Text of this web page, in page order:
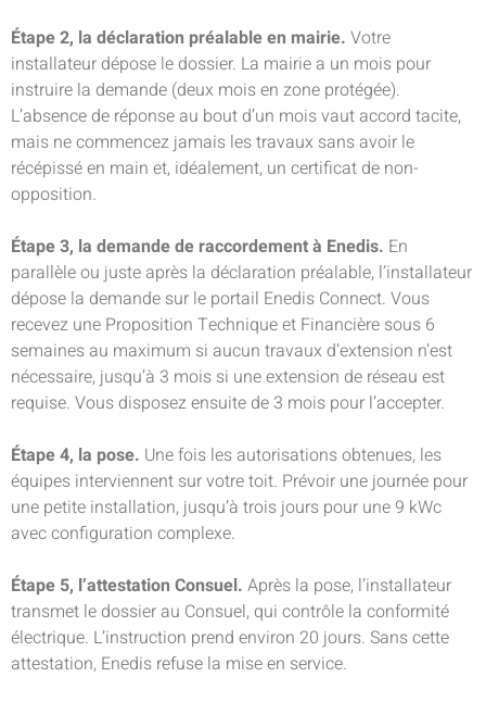
Étape 2, la déclaration préalable en mairie. Votre
installateur dépose le dossier. La mairie a un mois pour
instruire la demande (deux mois en zone protégée).
L’absence de réponse au bout d’un mois vaut accord tacite,
mais ne commencez jamais les travaux sans avoir le
récépissé en main et, idéalement, un certificat de non-
opposition.
Étape 3, la demande de raccordement à Enedis. En
parallèle ou juste après la déclaration préalable, l’installateur
dépose la demande sur le portail Enedis Connect. Vous
recevez une Proposition Technique et Financière sous 6
semaines au maximum si aucun travaux d’extension n’est
nécessaire, jusqu’à 3 mois si une extension de réseau est
requise. Vous disposez ensuite de 3 mois pour l’accepter.
Étape 4, la pose. Une fois les autorisations obtenues, les
équipes interviennent sur votre toit. Prévoir une journée pour
une petite installation, jusqu’à trois jours pour une 9 kWc
avec configuration complexe.
Étape 5, l’attestation Consuel. Après la pose, l’installateur
transmet le dossier au Consuel, qui contrôle la conformité
électrique. L’instruction prend environ 20 jours. Sans cette
attestation, Enedis refuse la mise en service.